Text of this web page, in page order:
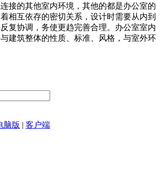
接的其他室内环境，其他的都是办公室的
相互依存的密切关系，设计时需要从内到
复协调，务使更趋完善合理。办公室室内
建筑整体的性质、标准、风格，与室外环
脑版 | 客户端